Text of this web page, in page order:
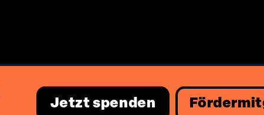
Jetzt spenden